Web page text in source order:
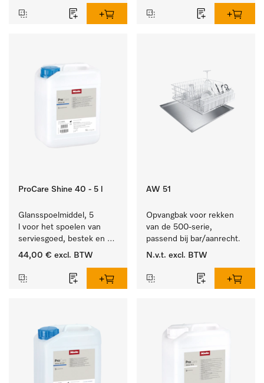
bestek en glazen.
ProCare Shine 40 - 5 l
Glansspoelmiddel, 5
l voor het spoelen van
serviesgoed, bestek en
ideaal voor glazen.
44,00 € excl. BTW
AW 51
Opvangbak voor rekken
van de 500-serie,
passend bij bar/aanrecht.
N.v.t. excl. BTW